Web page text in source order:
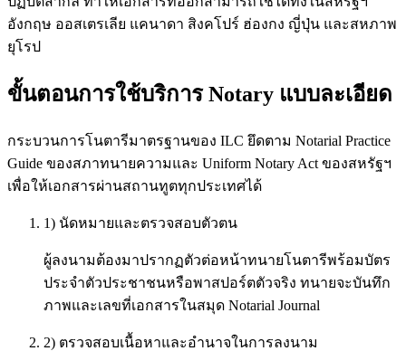
อังกฤษ ออสเตรเลีย แคนาดา สิงคโปร์ ฮ่องกง ญี่ปุ่น และสหภาพ
ยุโรป
ขั้นตอนการใช้บริการ Notary แบบละเอียด
กระบวนการโนตารีมาตรฐานของ ILC ยึดตาม Notarial Practice
Guide ของสภาทนายความและ Uniform Notary Act ของสหรัฐฯ
เพื่อให้เอกสารผ่านสถานทูตทุกประเทศได้
1) นัดหมายและตรวจสอบตัวตน
ผู้ลงนามต้องมาปรากฏตัวต่อหน้าทนายโนตารีพร้อมบัตร
ประจำตัวประชาชนหรือพาสปอร์ตตัวจริง ทนายจะบันทึก
ภาพและเลขที่เอกสารในสมุด Notarial Journal
2) ตรวจสอบเนื้อหาและอำนาจในการลงนาม